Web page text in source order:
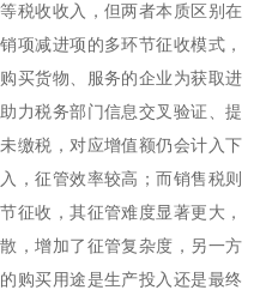
税收收入，但两者本质区别在
项减进项的多环节征收模式，
买货物、服务的企业为获取进
力税务部门信息交叉验证、提
缴税，对应增值额仍会计入下
，征管效率较高；而销售税则
征收，其征管难度显著更大，
，增加了征管复杂度，另一方
购买用途是生产投入还是最终